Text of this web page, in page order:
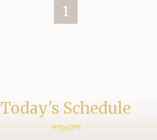
1
Today's Schedule